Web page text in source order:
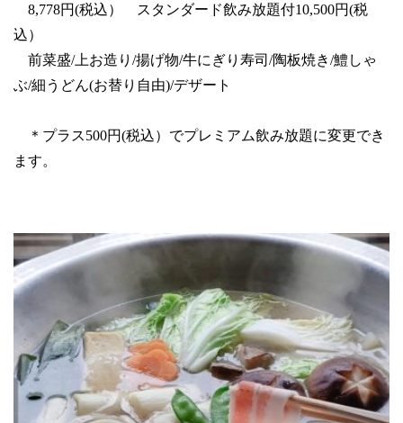
8,778円(税込） スタンダード飲み放題付10,500円(税
込）
前菜盛/上お造り/揚げ物/牛にぎり寿司/陶板焼き/鱧しゃ
ぶ/細うどん(お替り自由)/デザート
＊プラス500円(税込）でプレミアム飲み放題に変更でき
ます。